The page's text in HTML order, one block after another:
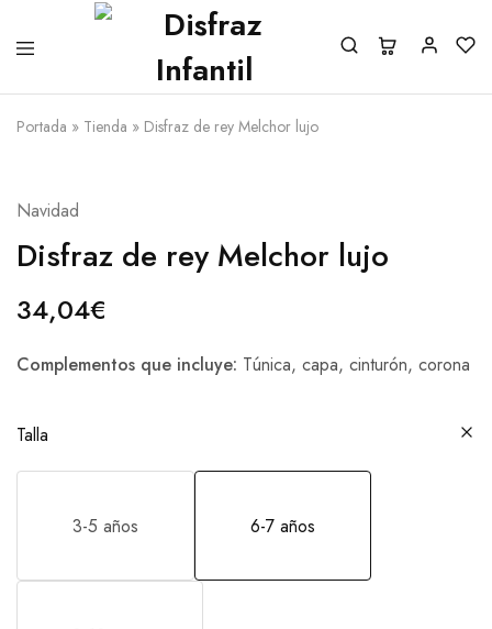
Portada » Tienda » Disfraz de rey Melchor lujo
Navidad
Disfraz de rey Melchor lujo
34,04€
Complementos que incluye: Túnica, capa, cinturón, corona
Talla
3-5 años 6-7 años